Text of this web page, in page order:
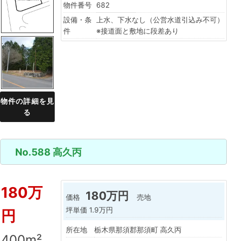
物件の詳細を見
る
物件番号 682
設備・条
件
上水、下水なし（公営水道引込み不可）
※接道面と敷地に段差あり
No.588 高久丙
180万
円
価格 180万円
売地
坪単価 1.9万円
所在地
栃木県那須郡那須町 高久丙